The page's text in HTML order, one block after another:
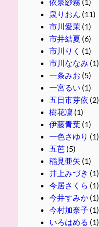
泉りおん (11)
市川愛茉(1)
市井結夏 (6)
市川りく (1)
市川ななみ (1)
一条みお (5)
一宮るい (1)
五日市芽依 (2)
樹花凜(1)
伊藤青葉(1)
一色さゆり (1)
五芭(5)
稲見亜矢 (1)
井上みづき (1)
今居さくら (1)
今井すみか(1)
今村加奈子 (1)
いろはめる (1)